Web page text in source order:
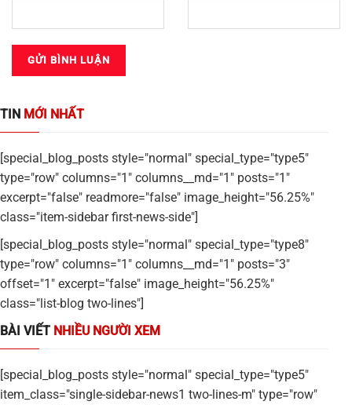
TIN MỚI NHẤT
[special_blog_posts style="normal" special_type="type5"
type="row" columns="1" columns__md="1" posts="1"
excerpt="false" readmore="false" image_height="56.25%"
class="item-sidebar first-news-side"]
[special_blog_posts style="normal" special_type="type8"
type="row" columns="1" columns__md="1" posts="3"
offset="1" excerpt="false" image_height="56.25%"
class="list-blog two-lines"]
BÀI VIẾT NHIỀU NGƯỜI XEM
[special_blog_posts style="normal" special_type="type5"
item_class="single-sidebar-news1 two-lines-m" type="row"